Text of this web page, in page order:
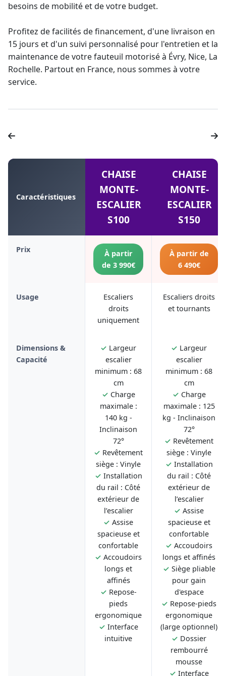
besoins de mobilité et de votre budget.
Profitez de facilités definancement, d'une livraison en
15 jours et d'un suivi personnalisé pour l'entretien et la
maintenance de votre fauteuil motorisé à Évry, Nice, La
Rochelle. Partout en France, nous sommes à votre
service.
Caractéristiques
CHAISE
MONTE-
ESCALIER
S100
CHAISE
MONTE-
ESCALIER
S150
Prix
À partir
de 3 990€
À partir de
6 490€
Usage
Escaliers
droits
uniquement
Escaliers droits
et tournants
Dimensions &
Capacité
✓ Largeur
escalier
minimum : 68
cm
✓ Charge
maximale :
140 kg -
Inclinaison
72°
✓ Revêtement
siège : Vinyle
✓ Installation
du rail : Côté
extérieur de
l’escalier
✓ Assise
spacieuse et
confortable
✓ Accoudoirs
longs et
affinés
✓ Repose-
pieds
ergonomique
✓ Interface
intuitive
✓ Largeur
escalier
minimum : 68
cm
✓ Charge
maximale : 125
kg - Inclinaison
72°
✓ Revêtement
siège : Vinyle
✓ Installation
du rail : Côté
extérieur de
l’escalier
✓ Assise
spacieuse et
confortable
✓ Accoudoirs
longs et affinés
✓ Siège pliable
pour gain
d'espace
✓ Repose-pieds
ergonomique
(large optionnel)
✓ Dossier
rembourré
mousse
✓ Interface